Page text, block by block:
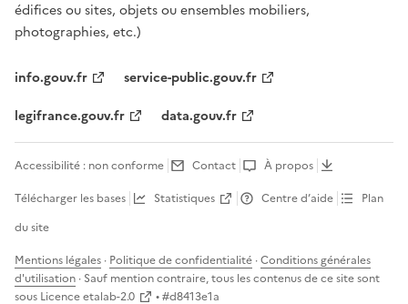
édifices ou sites, objets ou ensembles mobiliers,
photographies, etc.)
info.gouv.fr
service-public.gouv.fr
legifrance.gouv.fr
data.gouv.fr
Accessibilité : non conforme Contact
À propos
Télécharger les bases
Statistiques Centre d’aide
Plan
du site
Mentions légales · Politique de confidentialité ·Conditions générales
d'utilisation · Sauf mention contraire, tous les contenus de ce site sont
sous Licence etalab-2.0 • #d8413e1a